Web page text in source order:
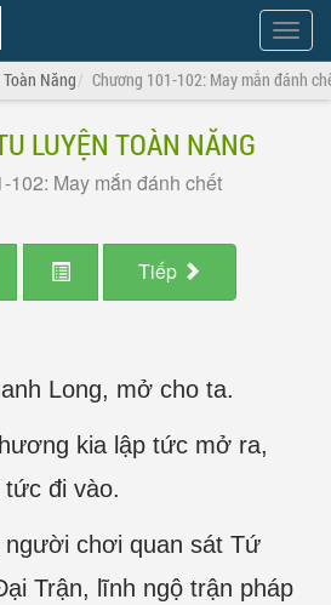
Show
Menu
Năng Chương 101-102: May mắn đánh
LUYỆN TOÀN NĂNG
102: May mắn đánh chết
Tiếp
Long, mở cho ta.
kia lập tức mở ra,
đi vào.
chơi quan sát Tứ
Trận, lĩnh ngộ trận pháp